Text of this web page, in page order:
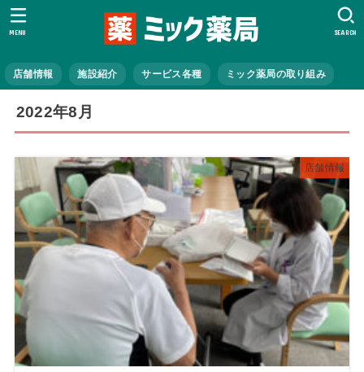
店舗情報 施設紹介 サービス各種 ミック薬局の取り組み
SEARCH
MENU
2022年8月
店舗情報